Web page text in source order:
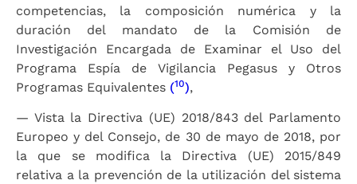
competencias, la composición numérica y la
duración del mandato de la Comisión de
Investigación Encargada de Examinar el Uso del
Programa Espía de Vigilancia Pegasus y Otros
Programas Equivalentes (10),
— Vista la Directiva (UE) 2018/843 del Parlamento
Europeo y del Consejo, de 30 de mayo de 2018, por
la que se modifica la Directiva (UE) 2015/849
relativa a la prevención de la utilización del sistema